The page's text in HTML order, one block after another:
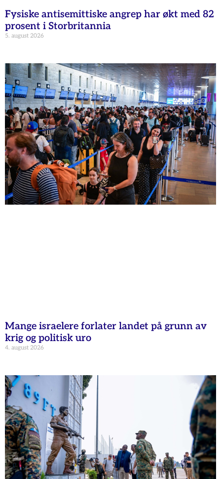
Fysiske antisemittiske angrep har økt med 82
prosent i Storbritannia
5. august 2026
Mange israelere forlater landet på grunn av
krig og politisk uro
4. august 2026